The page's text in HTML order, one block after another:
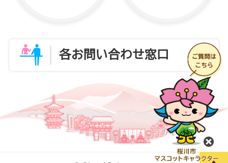
各お問い合わせ窓口